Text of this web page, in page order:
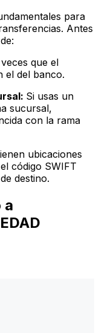
para
Antes
que el
el del banco.
Si usas un
sucursal,
con la rama
ubicaciones
código SWIFT
destino.
a